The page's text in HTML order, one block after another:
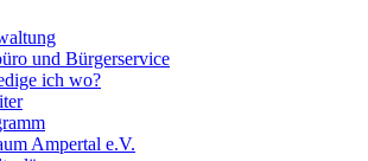
und Bürgerservice
ich wo?
Ampertal e.V.